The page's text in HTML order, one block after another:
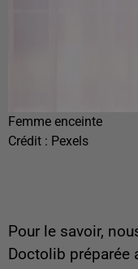
Femme enceinte
Crédit : Pexels
Pour le savoir,
Doctolib préparée